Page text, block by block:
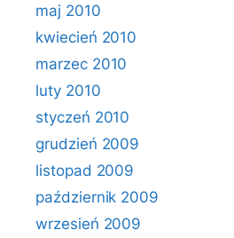
maj 2010
kwiecień 2010
marzec 2010
luty 2010
styczeń 2010
grudzień 2009
listopad 2009
październik 2009
wrzesień 2009